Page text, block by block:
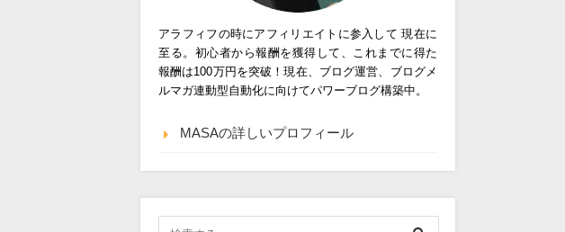
アラフィフの時にアフィリエイトに参入して 現在に
至る。初心者から報酬を獲得して、これまでに得た
報酬は100万円を突破！現在、ブログ運営、ブログメ
ルマガ連動型自動化に向けてパワーブログ構築中。
MASAの詳しいプロフィール